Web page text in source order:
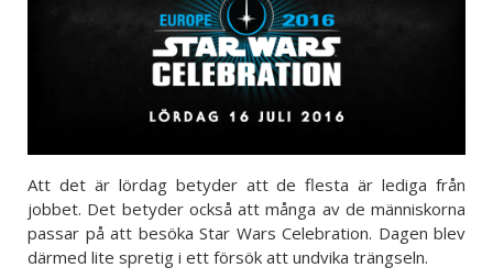
Att det är lördag betyder att de flesta är lediga från
jobbet. Det betyder också att många av de människorna
passar på att besöka Star Wars Celebration. Dagen blev
därmed lite spretig i ett försök att undvika trängseln.